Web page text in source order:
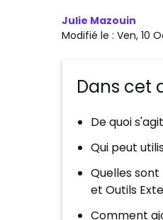
Julie Mazouin
Modifié le : Ven, 10
Dans cet
De quoi
Qui peut
Quelles
et Outils
Comment